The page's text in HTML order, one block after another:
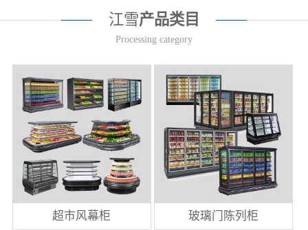
江雪产品类目
Processing category
超市风幕柜 玻璃门陈列柜